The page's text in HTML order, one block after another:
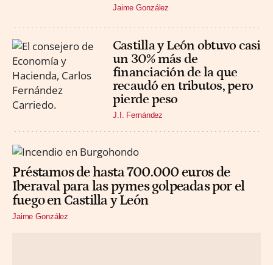
Jaime González
Castilla y León obtuvo casi
un 30% más de
financiación de la que
recaudó en tributos, pero
pierde peso
J.I. Fernández
Préstamos de hasta 700.000 euros de
Iberaval para las pymes golpeadas por el
fuego en Castilla y León
Jaime González